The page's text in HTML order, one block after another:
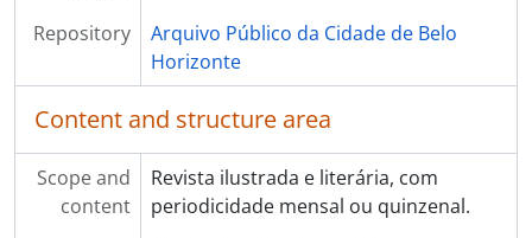
Repository
Arquivo Público da Cidade de Belo
Horizonte
Content and structure area
Scope and
content
Revista ilustrada e literária, com
periodicidade mensal ou quinzenal.